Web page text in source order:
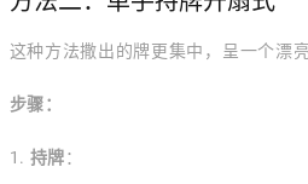
这种方法撒出的牌更集中，呈一个漂亮
步骤：
1. 持牌：